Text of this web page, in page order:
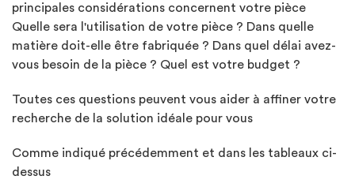
principales considérations concernent votre pièce
Quelle sera l'utilisation de votre pièce ? Dans quelle
matière doit-elle être fabriquée ? Dans quel délai avez-
vous besoin de la pièce ? Quel est votre budget ?
Toutes ces questions peuvent vous aider à affiner votre
recherche de la solution idéale pour vous
Comme indiqué précédemment et dans les tableaux ci-
dessus